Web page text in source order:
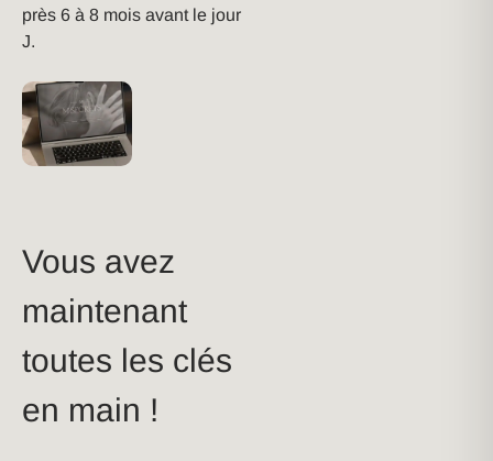
près 6 à 8 mois avant le jour
J.
Vous avez
maintenant
toutes les clés
en main !